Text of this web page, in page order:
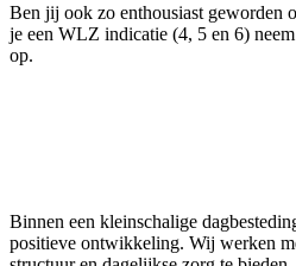
Ben jij ook zo enthousiast geworden
je een WLZ indicatie (4, 5 en 6)
op.
Binnen een kleinschalige
positieve ontwikkeling. Wij werken